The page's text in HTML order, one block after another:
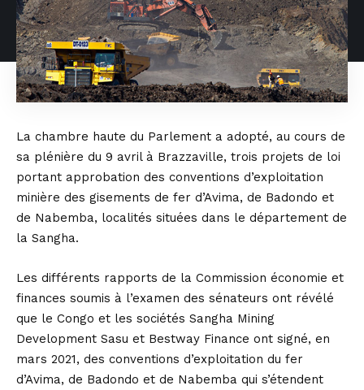
La chambre haute du Parlement a adopté, au cours de
sa plénière du 9 avril à Brazzaville, trois projets de loi
portant approbation des conventions d’exploitation
minière des gisements de fer d’Avima, de Badondo et
de Nabemba, localités situées dans le département de
la Sangha.
Les différents rapports de la Commission économie et
finances soumis à l’examen des sénateurs ont révélé
que le Congo et les sociétés Sangha Mining
Development Sasu et Bestway Finance ont signé, en
mars 2021, des conventions d’exploitation du fer
d’Avima, de Badondo et de Nabemba qui s’étendent